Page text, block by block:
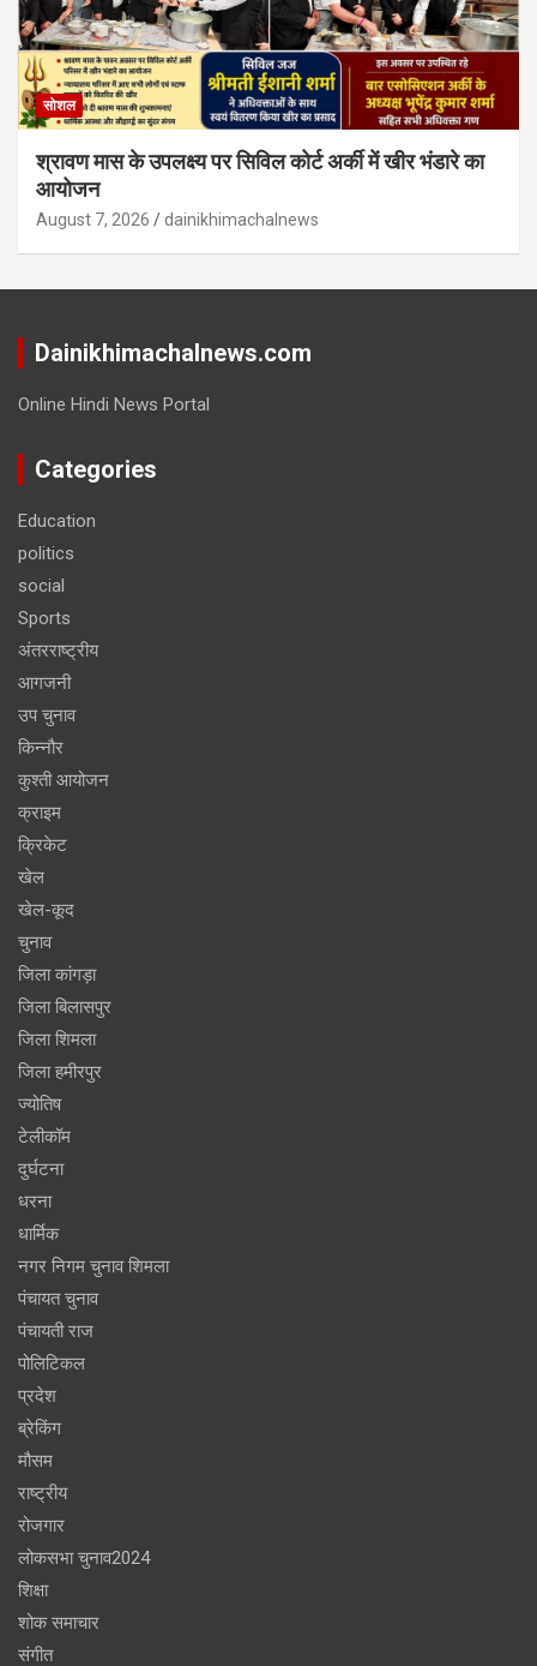
सोशल
श्रावण मास के उपलक्ष्य पर सिविल कोर्ट अर्की में खीर भंडारे का
आयोजन
August 7, 2026 dainikhimachalnews
Dainikhimachalnews.com
Online Hindi News Portal
Categories
Education
politics
social
Sports
अंतरराष्ट्रीय
आगजनी
उप चुनाव
किन्नौर
कुश्ती आयोजन
क्राइम
क्रिकेट
खेल
खेल-कूद
चुनाव
जिला कांगड़ा
जिला बिलासपुर
जिला शिमला
जिला हमीरपुर
ज्योतिष
टेलीकॉम
दुर्घटना
धरना
धार्मिक
नगर निगम चुनाव शिमला
पंचायत चुनाव
पंचायती राज
पोलिटिकल
प्रदेश
ब्रेकिंग
मौसम
राष्ट्रीय
रोजगार
लोकसभा चुनाव2024
शिक्षा
शोक समाचार
संगीत